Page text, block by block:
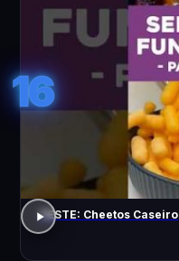
16
TESTE: Cheetos Caseiro